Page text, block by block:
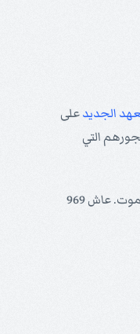
الجديدعلى
فجورهم التي
بعمر ابنه البكر متوشالح حتى أنه عاش وعاش وعاش لدرجة أن الناس ظنّوه لن يموت. عاش 969